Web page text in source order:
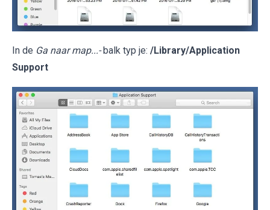
In de Ga naar map...- balk typ je: /Library/Application
Support